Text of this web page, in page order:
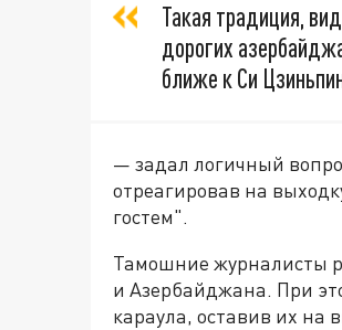
Такая традиция,
дорогих
ближе к Си
— задал логичный
отреагировав на
гостем".
Тамошние журналисты
и Азербайджана. При
караула, оставив их на